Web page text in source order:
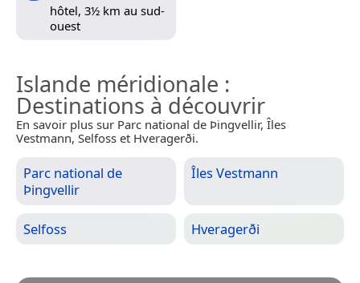
hôtel, 3½ km au sud-
ouest
Islande méridionale :
Destinations à découvrir
En savoir plus sur Parc national de Þingvellir, Îles
Vestmann, Selfoss et Hveragerði.
Parc national de
Þingvellir
Îles Vestmann
Selfoss Hveragerði